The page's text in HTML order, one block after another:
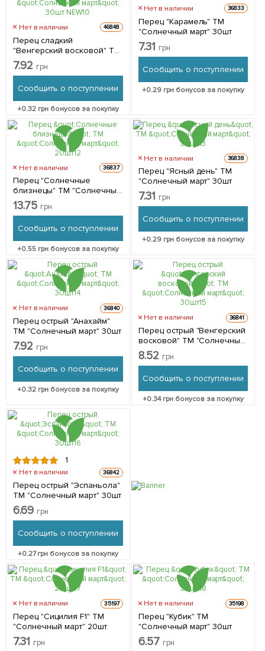
Нет в наличии 46848
Перец сладкий
"Венгерский восковой" ТМ
"Солнечный март" 30шт
NEW
7.92 грн
Сообщить о поступлении
+0.32 грн бонусов за покупку
Нет в наличии 36833
Перец "Карамель" ТМ
"Солнечный март" 30шт
7.31 грн
Сообщить о поступлении
+0.29 грн бонусов за покупку
Нет в наличии 36837
Перец "Солнечные
близнецы" ТМ "Солнечный
март" 20шт
13.75 грн
Сообщить о поступлении
+0.55 грн бонусов за покупку
Нет в наличии 36838
Перец "Ясный день" ТМ
"Солнечный март" 30шт
7.31 грн
Сообщить о поступлении
+0.29 грн бонусов за покупку
Нет в наличии 36840
Перец острый "Анахайм"
ТМ "Солнечный март" 30шт
7.92 грн
Сообщить о поступлении
+0.32 грн бонусов за покупку
Нет в наличии 36841
Перец острый "Венгерский
восковой" ТМ "Солнечный
март" 30шт
8.52 грн
Сообщить о поступлении
+0.34грн бонусов за покупку
1
Нет в наличии 36842
Перец острый "Эспаньола"
ТМ "Солнечный март" 30шт
6.69 грн
Сообщить о поступлении
+0.27грн бонусов за покупку
Нет в наличии 35197
Перец "Сицилия F1" ТМ
"Солнечный март" 20шт
7.31 грн
Нет в наличии 35198
Перец "Кубик" ТМ
"Солнечный март" 30шт
6.57 грн